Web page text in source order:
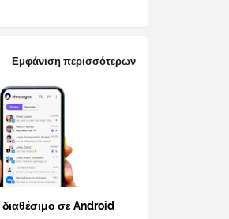
Εμφάνιση περισσότερων
διαθέσιμο σε Android